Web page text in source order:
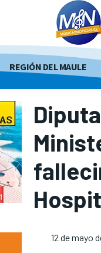
REGIÓN DEL MAULE
12 de mayo